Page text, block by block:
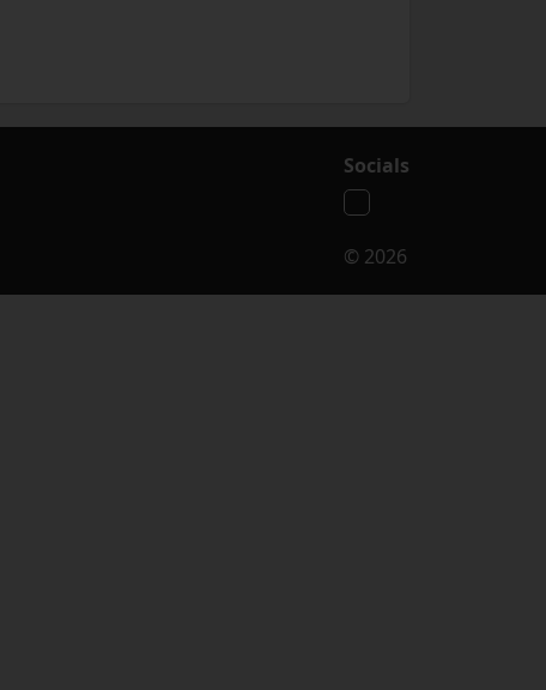
Socials
© 2026